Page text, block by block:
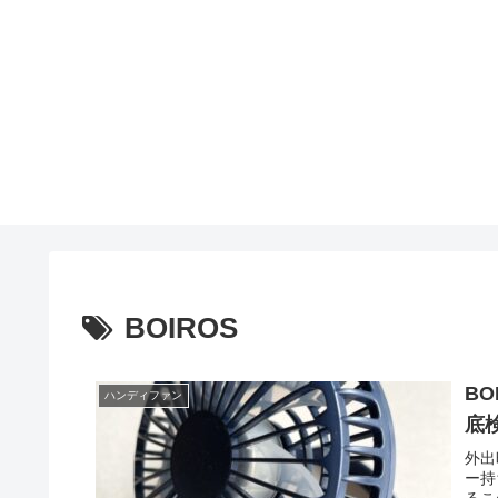
BOIROS
ハンディファン
底
外
ー